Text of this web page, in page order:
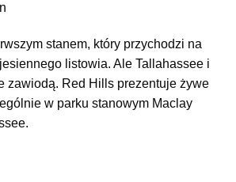
stanem, który przychodzi na
listowia. Ale Tallahassee i
zawiodą. Red Hills prezentuje żywe
w parku stanowym Maclay